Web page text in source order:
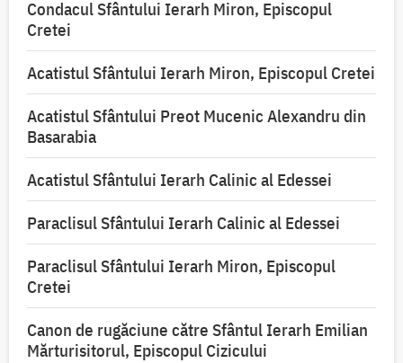
Condacul Sfântului Ierarh Miron, Episcopul
Cretei
Acatistul Sfântului Ierarh Miron, Episcopul Cretei
Acatistul Sfântului Preot Mucenic Alexandru din
Basarabia
Acatistul Sfântului Ierarh Calinic al Edessei
Paraclisul Sfântului Ierarh Calinic al Edessei
Paraclisul Sfântului Ierarh Miron, Episcopul
Cretei
Canon de rugăciune către Sfântul Ierarh Emilian
Mărturisitorul, Episcopul Cizicului